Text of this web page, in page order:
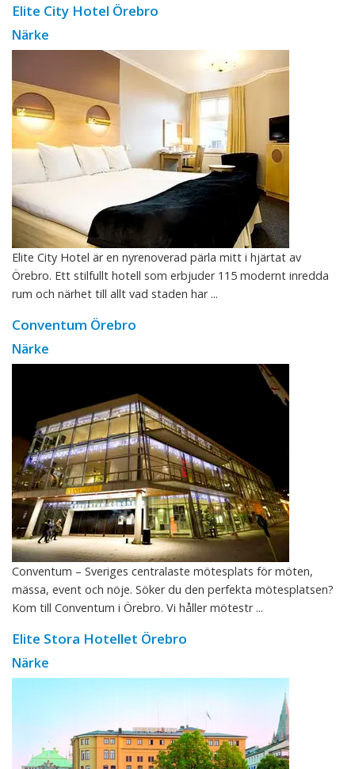
Elite City Hotel Örebro
Närke
Elite City Hotel är en nyrenoverad pärla mitt i hjärtat av
Örebro. Ett stilfullt hotell som erbjuder 115 modernt inredda
rum och närhet till allt vad staden har ...
Conventum Örebro
Närke
Conventum – Sveriges centralaste mötesplats för möten,
mässa, event och nöje. Söker du den perfekta mötesplatsen?
Kom till Conventum i Örebro. Vi håller mötestr ...
Elite Stora Hotellet Örebro
Närke